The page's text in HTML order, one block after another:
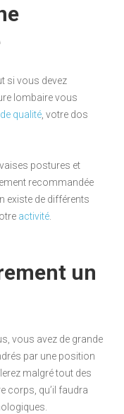
si vous devez
lombaire vous
qualité , votre dos
postures et
recommandée
existe de différents
activité
un
vous avez de grande
par une position
malgré tout des
corps, qu’il faudra